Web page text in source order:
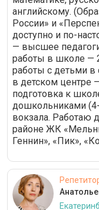
английскому.
России» и
доступно и по-
— высшее
работы в школе —
работы с детьми в
в детском центре
подготовка к
дошкольниками
вокзала. Работаю
районе ЖК
Геннин», «Пик»,